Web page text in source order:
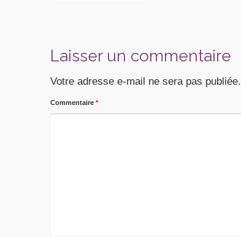
Laisser un commentaire
Votre adresse e-mail ne sera pas publiée.
Commentaire*